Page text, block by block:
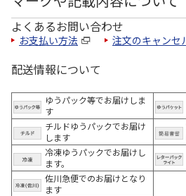
よくあるお問い合わせ
お支払い方法 注文のキャンセ
配送情報について
ゆうパック等でお届けしま
す
チルドゆうパックでお届け
します
冷凍ゆうパックでお届けし
ます。
佐川急便でのお届けとなり
ます